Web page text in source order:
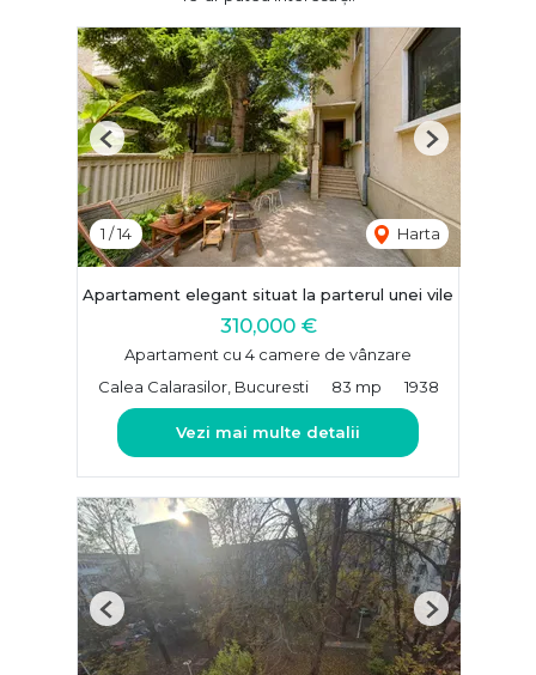
1 /14 Harta
Previous Next
Apartament elegant situat la parterul unei vile
310,000 €
Apartament cu 4 camere de vânzare
Calea Calarasilor, Bucuresti
83 mp 1938
Vezi mai multe detalii
Previous Next